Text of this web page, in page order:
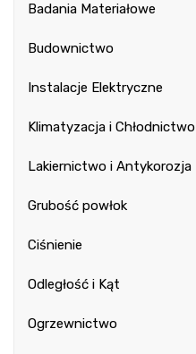
Badania Materiałowe
Budownictwo
Instalacje Elektryczne
Klimatyzacja i Chłodnictwo
Lakiernictwo i Antykorozja
Grubość powłok
Ciśnienie
Odległość i Kąt
Ogrzewnictwo